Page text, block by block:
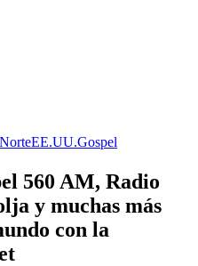
EE.UU.Gospel
560 AM, Radio
y muchas más
con la